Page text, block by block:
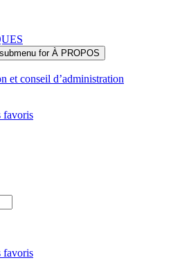
for À PROPOS
et conseil d’administration
favoris
favoris